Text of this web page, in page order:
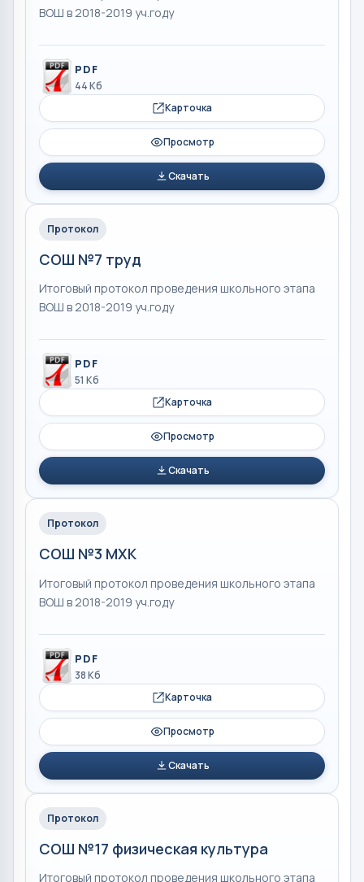
ВОШ в 2018-2019 уч.году
PDF
44 Кб
Карточка
Просмотр
Скачать
Протокол
СОШ №7 труд
Итоговый протокол проведения школьного этапа
ВОШ в 2018-2019 уч.году
PDF
51 Кб
Карточка
Просмотр
Скачать
Протокол
СОШ №3 МХК
Итоговый протокол проведения школьного этапа
ВОШ в 2018-2019 уч.году
PDF
38 Кб
Карточка
Просмотр
Скачать
Протокол
СОШ №17 физическая культура
Итоговый протокол проведения школьного этапа